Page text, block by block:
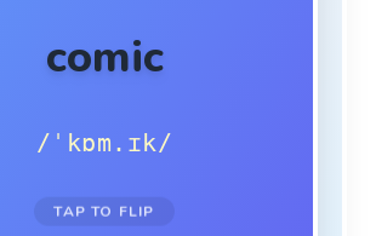
comic
/ˈkɒm.ɪk/
TAP TO FLIP
NEXT CARD ➔